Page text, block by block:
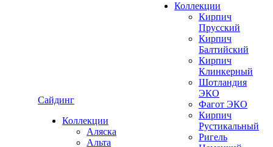
Сайдинг
Коллекции
Аляска
Альта
Коллекции
Кирпич
Прусский
Кирпич
Балтийский
Кирпич
Клинкерный
Шотландия
ЭКО
Фагот ЭКО
Кирпич
Рустикальный
Ригель